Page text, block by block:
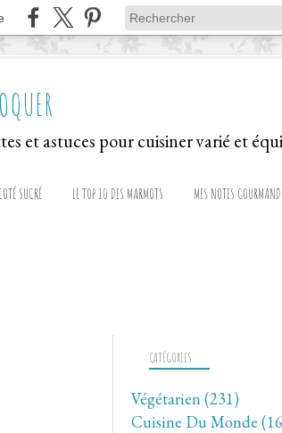
SUCRÉ LE TOP 10 DES MARMOTS MES NOTES
CATÉGORIES
Végétarien (231)
Cuisine Du Monde